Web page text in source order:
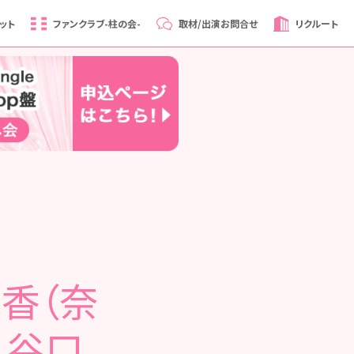
ト ファンクラブ-柱の会- 取材/出演お問合せ リクルート
（奈